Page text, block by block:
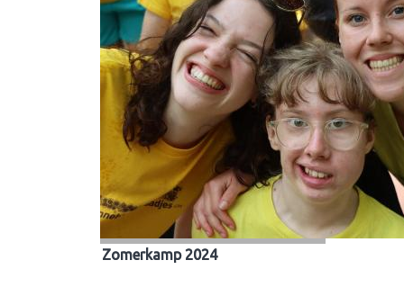
Zomerkamp 2024